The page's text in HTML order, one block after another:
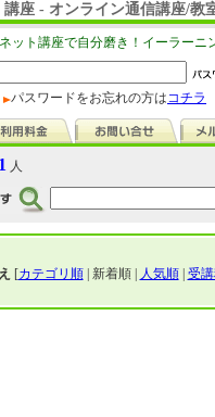
講座 - オンライン通信講座/教
ネット講座で自分磨き！イーラーニ
パスワードをお忘れの方はコチラ
人
[カテゴリ順| 新着順 | 人気順| 受